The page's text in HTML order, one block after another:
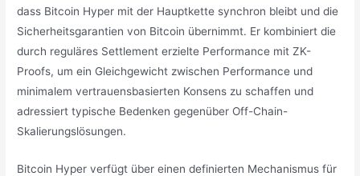
dass Bitcoin Hyper mit der Hauptkette synchron bleibt und die
Sicherheitsgarantien von Bitcoin übernimmt. Er kombiniert die
durch reguläres Settlement erzielte Performance mit ZK-
Proofs, um ein Gleichgewicht zwischen Performance und
minimalem vertrauensbasierten Konsens zu schaffen und
adressiert typische Bedenken gegenüber Off-Chain-
Skalierungslösungen.
Bitcoin Hyper verfügt über einen definierten Mechanismus für